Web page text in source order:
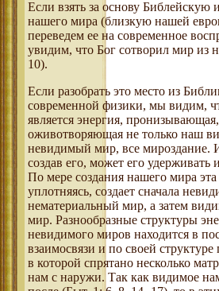
Если взять за основу Библейскую
нашего мира (близкую нашей
переведем ее на современное
увидим, что Бог сотворил мир из
10).
Если разобрать это место из
современной физики, мы видим,
является энергия,
оживотворяющая не только наш
невидимый мир, все мироздание.
создав его, может его удерживать
По мере создания нашего мира
уплотняясь, создает сначала
нематериальный мир, а затем
мир. Разнообразные структуры
невидимого миров находится в
взаимосвязи и по своей
в которой спрятано несколько
нам с наружи. Так как видимое